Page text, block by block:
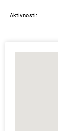
Aktivnosti: